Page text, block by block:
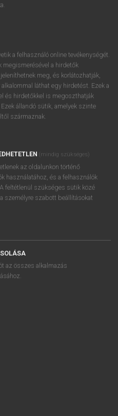
BŐVÍTMÉNY
a felhasználó online tevékenységét.
megismerésével a hirdetők
meg, és korlátozhatják,
láthat egy hirdetést. Ezek a
és hirdetőkkel is megoszthatják
állandó sütik, amelyek szinte
származnak.
(mindig szükséges)
az oldalunkon történő
használatához, és a felhasználók
feltétlenül szükséges sütik közé
személyre szabott beállításokat
az összes alkalmazás